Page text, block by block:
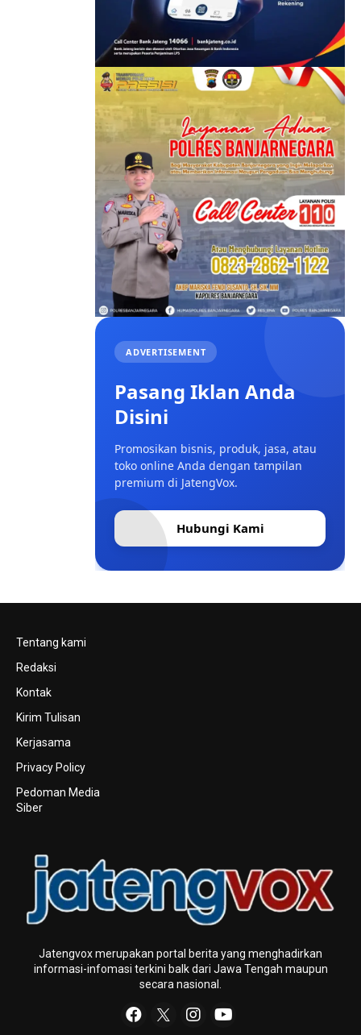
ADVERTISEMENT
Pasang Iklan Anda
Disini
Promosikan bisnis, produk, jasa, atau
toko online Anda dengan tampilan
premium di JatengVox.
Hubungi Kami
Tentang kami
Redaksi
Kontak
Kirim Tulisan
Kerjasama
Privacy Policy
Pedoman Media
Siber
Jatengvox merupakan portal berita yang menghadirkan
informasi-infomasi terkini baIk dari Jawa Tengah maupun
secara nasional.